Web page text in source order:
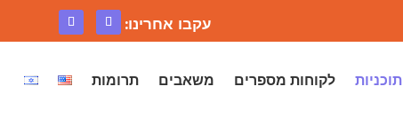
עקבו אחרינו:
תוכניות לקוחות מספרים משאבים תרומות